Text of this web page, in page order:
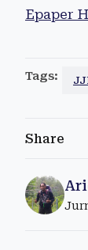
Epaper
Tags:
Share